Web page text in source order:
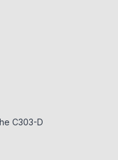
C303-D